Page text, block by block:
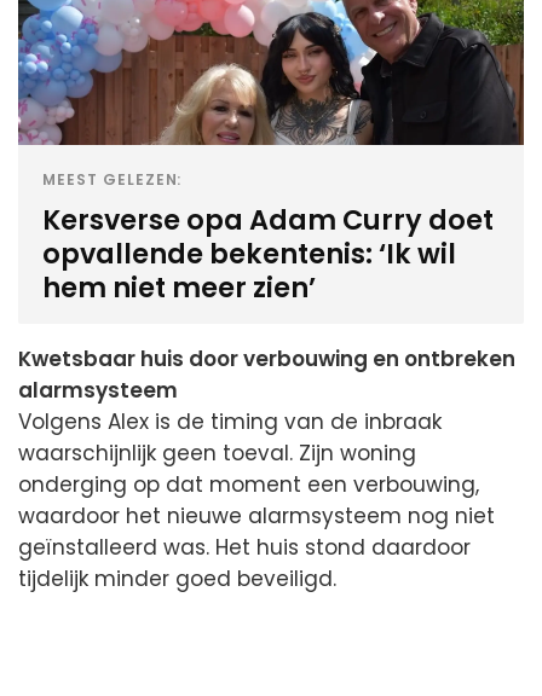
MEEST GELEZEN:
Kersverse opa Adam Curry doet
opvallende bekentenis: ‘Ik wil
hem niet meer zien’
Kwetsbaar huis door verbouwing en ontbreken
alarmsysteem
Volgens Alex is de timing van de inbraak
waarschijnlijk geen toeval. Zijn woning
onderging op dat moment een verbouwing,
waardoor het nieuwe alarmsysteem nog niet
geïnstalleerd was. Het huis stond daardoor
tijdelijk minder goed beveiligd.